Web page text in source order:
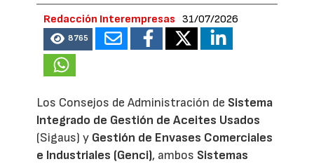
Redacción Interempresas 31/07/2026
8765
Los Consejos de Administración de Sistema
Integrado de Gestión de Aceites Usados
(Sigaus) y Gestión de Envases Comerciales
e Industriales (Genci), ambos Sistemas